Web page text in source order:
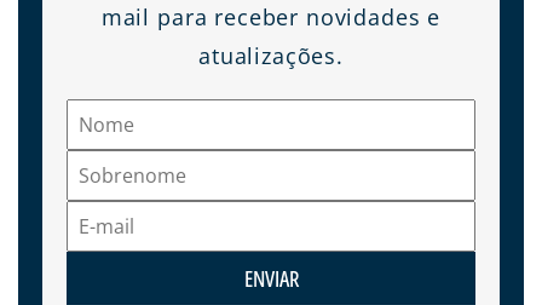
mail para receber novidades e
atualizações.
ENVIAR